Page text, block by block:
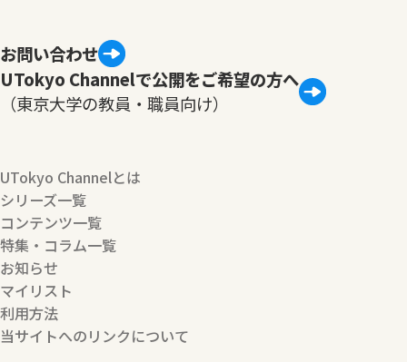
お問い合わせ
UTokyo Channelで公開をご希望の方へ
（東京大学の教員・職員向け）
UTokyo Channelとは
シリーズ一覧
コンテンツ一覧
特集・コラム一覧
お知らせ
マイリスト
利用方法
当サイトへのリンクについて